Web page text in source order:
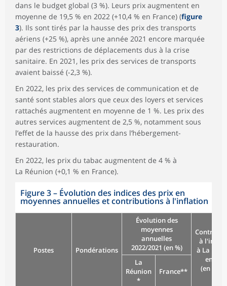
dans le budget global (3 %). Leurs prix augmentent en
moyenne de 19,5 % en 2022 (+10,4 % en France) (figure
3). Ils sont tirés par la hausse des prix des transports
aériens (+25 %), après une année 2021 encore marquée
par des restrictions de déplacements dus à la crise
sanitaire. En 2021, les prix des services de transports
avaient baissé (-2,3 %).
En 2022, les prix des services de communication et de
santé sont stables alors que ceux des loyers et services
rattachés augmentent en moyenne de 1 %. Les prix des
autres services augmentent de 2,5 %, notamment sous
l’effet de la hausse des prix dans l’hébergement-
restauration.
En 2022, les prix du tabac augmentent de 4 % à
La Réunion (+0,1 % en France).
Figure 3– Évolution des indices des prix en
moyennes annuelles et contributions à l'inflation
Postes Pondérations
Évolution des
moyennes
annuelles
2022/2021 (en %)
à
à La
en
(en
La
Réunion
*
France**